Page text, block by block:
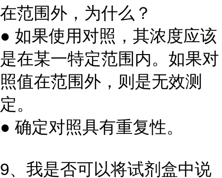
在范围外，为什么？
● 如果使用对照，其浓度应该
是在某一特定范围内。如果对
照值在范围外，则是无效测
定。
● 确定对照具有重复性。
9、我是否可以将试剂盒中说